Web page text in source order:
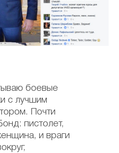
боевые
с лучшим
Почти
пистолет,
и враги